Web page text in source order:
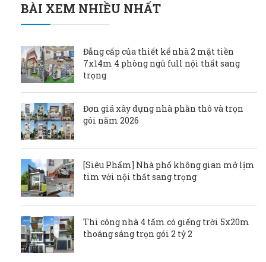
BÀI XEM NHIỀU NHẤT
Đẳng cấp của thiết kế nhà 2 mặt tiền
7x14m 4 phòng ngủ full nội thất sang
trọng
Đơn giá xây dựng nhà phần thô và trọn
gói năm 2026
[Siêu Phẩm] Nhà phố không gian mở lịm
tim với nội thất sang trọng
Thi công nhà 4 tấm có giếng trời 5x20m
thoáng sáng trọn gói 2 tỷ 2